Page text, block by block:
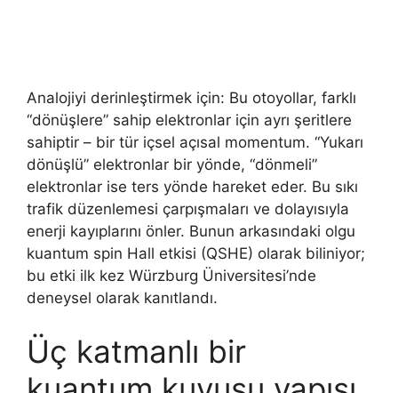
Analojiyi derinleştirmek için: Bu otoyollar, farklı
“dönüşlere” sahip elektronlar için ayrı şeritlere
sahiptir – bir tür içsel açısal momentum. “Yukarı
dönüşlü” elektronlar bir yönde, “dönmeli”
elektronlar ise ters yönde hareket eder. Bu sıkı
trafik düzenlemesi çarpışmaları ve dolayısıyla
enerji kayıplarını önler. Bunun arkasındaki olgu
kuantum spin Hall etkisi (QSHE) olarak biliniyor;
bu etki ilk kez Würzburg Üniversitesi’nde
deneysel olarak kanıtlandı.
Üç katmanlı bir